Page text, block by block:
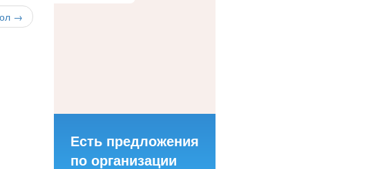
→
Есть предложения
по организации